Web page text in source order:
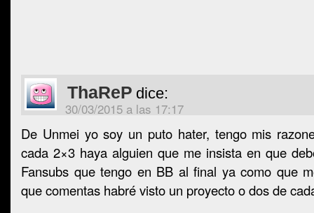
ThaReP dice:
30/03/2015 a las 17:17
De Unmei yo soy un puto hater, tengo mis
cada 2×3 haya alguien que me insista en que
Fansubs que tengo en BB al final ya como que
que comentas habré visto un proyecto o dos de